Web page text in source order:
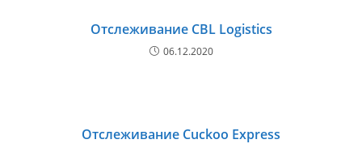
Отслеживание CBL Logistics
06.12.2020
Отслеживание Cuckoo Express